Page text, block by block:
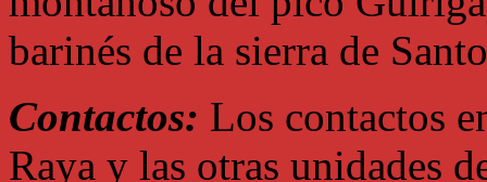
barinés de la sierra de
Contactos: Los contactos
Raya y las otras unidades